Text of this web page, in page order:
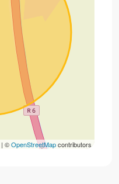
| ©OpenStreetMapcontributors